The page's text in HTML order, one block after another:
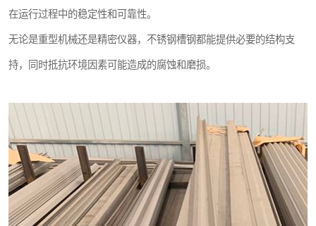
在运行过程中的稳定性和可靠性。
无论是重型机械还是精密仪器，不锈钢槽钢都能提供必要的结构支
持，同时抵抗环境因素可能造成的腐蚀和磨损。